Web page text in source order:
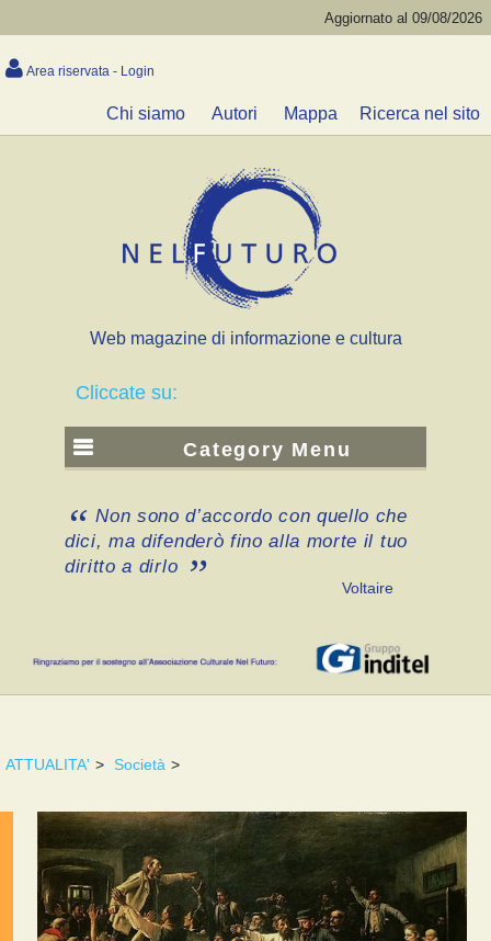
Aggiornato al 09/08/2026
Area riservata - Login
Chi siamo Autori Mappa Ricerca nel sito
Web magazine di informazione e cultura
Cliccate su:
Category Menu
Non sono d’accordo con quello che
dici, ma difenderò fino alla morte il tuo
diritto a dirlo
Voltaire
ATTUALITA' > Società >